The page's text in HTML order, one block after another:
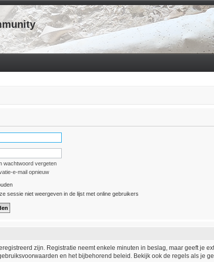
wachtwoord vergeten
e-mail opnieuw
sessie niet weergeven in de lijst met online gebruikers
zijn. Registratie neemt enkele minuten in beslag, maar geeft je
en het bijbehorend beleid. Bekijk ook de regels als je